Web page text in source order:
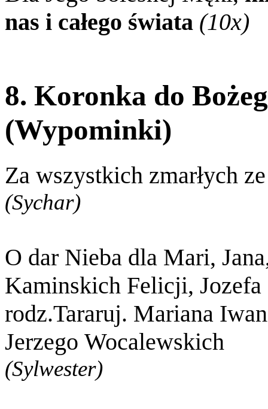
nas i całego świata (10x)
8. Koronka do
(Wypominki)
Za wszystkich zmarłych
(Sychar)
O dar Nieba dla Mari,
Kaminskich Felicji,
rodz.Tararuj. Mariana
Jerzego Wocalewskich
(Sylwester)